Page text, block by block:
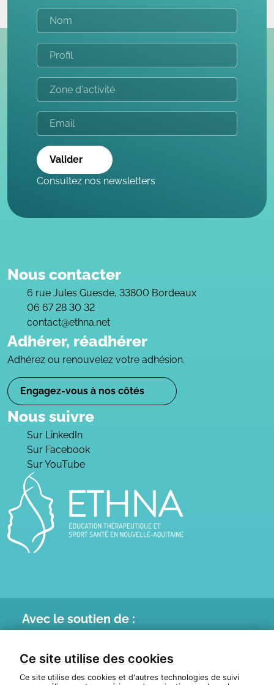
Ce site utilise des cookies
Ce site utilise des cookies et d'autres technologies de suivi
Valider
Consultez nos newsletters
Nous contacter
6 rue Jules Guesde, 33800 Bordeaux
06 67 28 30 32
contact@ethna.net
Adhérer, réadhérer
Adhérez ou renouvelez votre adhésion.
Engagez-vous à nos côtés
Nous suivre
Sur LinkedIn
Sur Facebook
Sur YouTube
Avec le soutien de :